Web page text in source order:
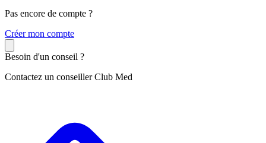
Pas encore de compte ?
Créer mon compte
Besoin d'un conseil ?
Contactez un conseiller Club Med